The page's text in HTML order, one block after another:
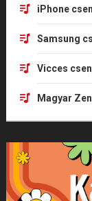
iPhone
Samsung
Vicces
Magyar